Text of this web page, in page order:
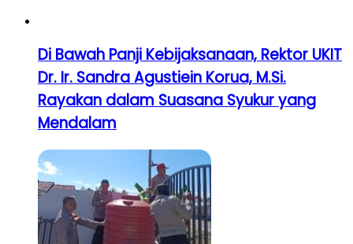
Di Bawah Panji Kebijaksanaan, Rektor UKIT
Dr. Ir. Sandra Agustiein Korua, M.Si.
Rayakan dalam Suasana Syukur yang
Mendalam